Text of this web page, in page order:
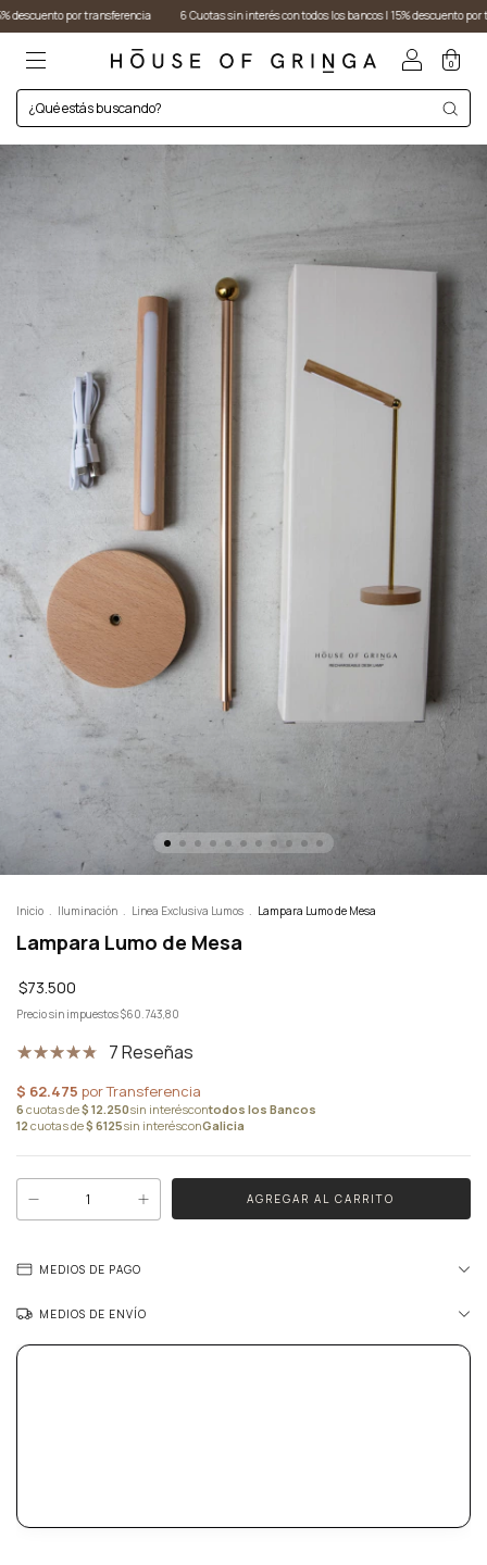
por transferencia 6 Cuotas sin interés con todos los bancos I 15% descuento por
0
Inicio . Iluminación . Linea Exclusiva Lumos . Lampara Lumo de Mesa
Lampara Lumo de Mesa
$73.500
Precio sin impuestos$60.743,80
7 Reseñas
MEDIOS DE PAGO
MEDIOS DE ENVÍO